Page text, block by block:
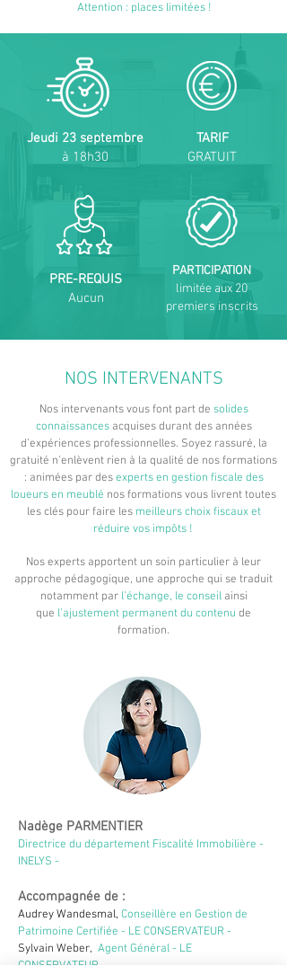
Attention : places limitées !
Jeudi 23 septembre
à 18h30
TARIF
GRATUIT
PRE-REQUIS
Aucun
PARTICIPATION
limitée aux 20
premiers inscrits
NOS INTERVENANTS
Nos intervenants vous font part de solides
connaissancesacquises durant des années
d’expériences professionnelles. Soyez rassuré, la
gratuité n’enlèvent rien à la qualité de nos formations
: animées par desexperts en gestion fiscale des
loueurs en meublé nos formations vous livrent toutes
les clés pour faire les meilleurs choix fiscaux et
réduire vos impôts !
Nos experts apportent un soin particulier à leur
approche pédagogique, une approche qui se traduit
notamment par l’échange, le conseilainsi
que l’ajustement permanent du contenu de
formation.
Nadège PARMENTIER
Directrice du département Fiscalité Immobilière -
INELYS -
Accompagnée de :
Audrey Wandesmal, Conseillère en Gestion de
Patrimoine Certifiée - LE CONSERVATEUR -
Sylvain Weber, Agent Général - LE
CONSERVATEUR -